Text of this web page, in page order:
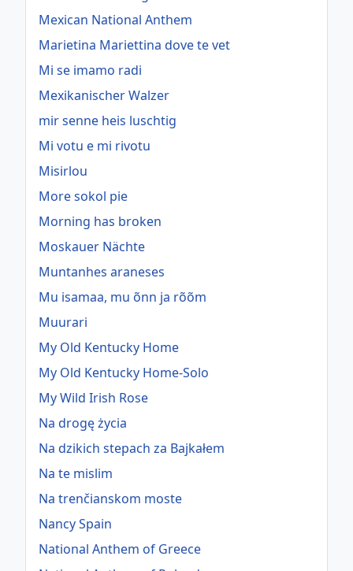
Mexican National Anthem
Marietina Mariettina dove te vet
Mi se imamo radi
Mexikanischer Walzer
mir senne heis luschtig
Mi votu e mi rivotu
Misirlou
More sokol pie
Morning has broken
Moskauer Nächte
Muntanhes araneses
Mu isamaa, mu õnn ja rõõm
Muurari
My Old Kentucky Home
My Old Kentucky Home-Solo
My Wild Irish Rose
Na drogę życia
Na dzikich stepach za Bajkałem
Na te mislim
Na trenčianskom moste
Nancy Spain
National Anthem of Greece